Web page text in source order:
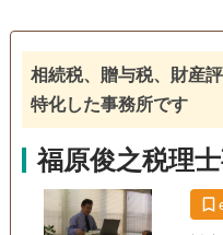
相続税、贈与税、財産
特化した事務所です
福原俊之税理